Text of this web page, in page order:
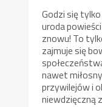
Godzi się
uroda
znowu! To
zajmuje się
nawet
przywilejów i
niewdzięczną